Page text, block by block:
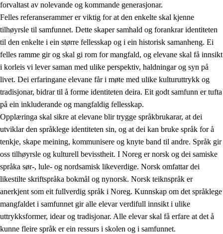
1.4 Skaparglede, engasjement og utforskartrong
1.5 Respekt for naturen og miljøbevisstheit
1.6 Demokrati og medverknad
forvaltast av nolevande og kommande generasjonar.
Felles referanserammer er viktig for at den enkelte skal kjenne
tilhøyrsle til samfunnet. Dette skaper samhald og forankrar identiteten
til den enkelte i ein større fellesskap og i ein historisk samanheng. Ei
felles ramme gir og skal gi rom for mangfald, og elevane skal få innsikt
i korleis vi lever saman med ulike perspektiv, haldningar og syn på
livet. Dei erfaringane elevane får i møte med ulike kulturuttrykk og
tradisjonar, bidrar til å forme identiteten deira. Eit godt samfunn er tufta
på ein inkluderande og mangfaldig fellesskap.
Opplæringa skal sikre at elevane blir trygge språkbrukarar, at dei
utviklar den språklege identiteten sin, og at dei kan bruke språk for å
tenkje, skape meining, kommunisere og knyte band til andre. Språk gir
oss tilhøyrsle og kulturell bevisstheit. I Noreg er norsk og dei samiske
språka sør-, lule- og nordsamisk likeverdige. Norsk omfattar dei
likestilte skriftspråka bokmål og nynorsk. Norsk teiknspråk er
anerkjent som eit fullverdig språk i Noreg. Kunnskap om det språklege
mangfaldet i samfunnet gir alle elevar verdifull innsikt i ulike
uttrykksformer, idear og tradisjonar. Alle elevar skal få erfare at det å
kunne fleire språk er ein ressurs i skolen og i samfunnet.